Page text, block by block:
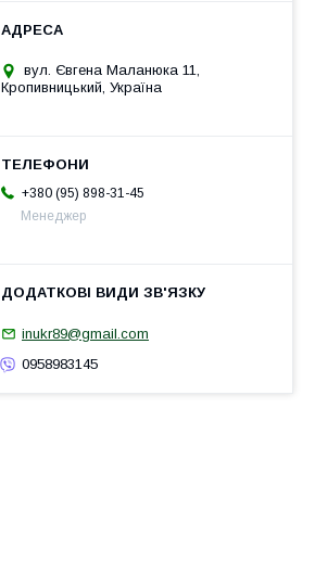
вул. Євгена Маланюка 11,
Кропивницький, Україна
+380 (95) 898-31-45
Менеджер
inukr89@gmail.com
0958983145